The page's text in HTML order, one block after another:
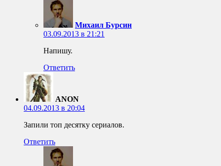
Михаил Бурсин
03.09.2013 в 21:21
Напишу.
Ответить
ANON
04.09.2013 в 20:04
Запили топ десятку сериалов.
Ответить